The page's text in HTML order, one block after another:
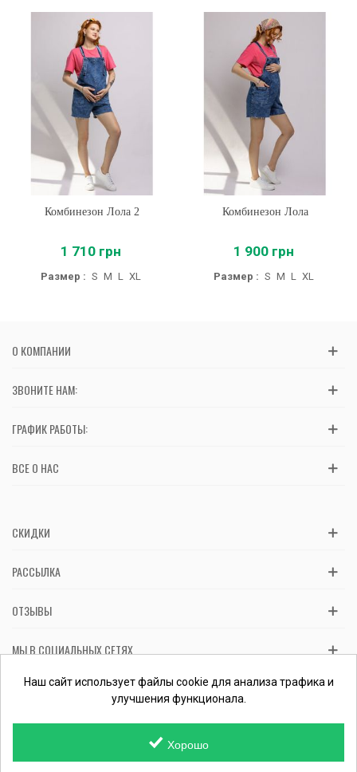
Комбинезон Лола 2
1 710 грн
Размер : S M L XL
Комбинезон Лола
1 900 грн
Размер : S M L XL
О КОМПАНИИ
ЗВОНИТЕ НАМ:
ГРАФИК РАБОТЫ:
ВСЕ О НАС
СКИДКИ
РАССЫЛКА
ОТЗЫВЫ
МЫ В СОЦИАЛЬНЫХ СЕТЯХ
Вас обслуживает ФЛП Косташ С.И., номер записи в ЕГР 2 673 000
0000 057597 от 06.01.2017.Проверить ФЛП
Наш сайт использует файлы cookie для анализа трафика и
улучшения функционала.
Хорошо